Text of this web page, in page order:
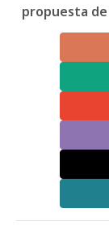
propuesta